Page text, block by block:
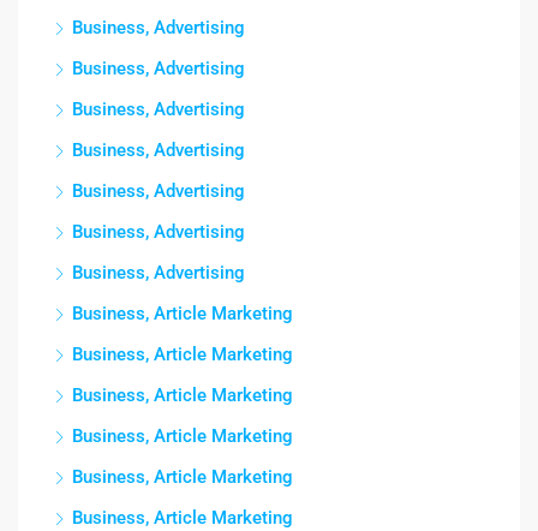
Business, Advertising
Business, Advertising
Business, Advertising
Business, Advertising
Business, Advertising
Business, Advertising
Business, Advertising
Business, Article Marketing
Business, Article Marketing
Business, Article Marketing
Business, Article Marketing
Business, Article Marketing
Business, Article Marketing